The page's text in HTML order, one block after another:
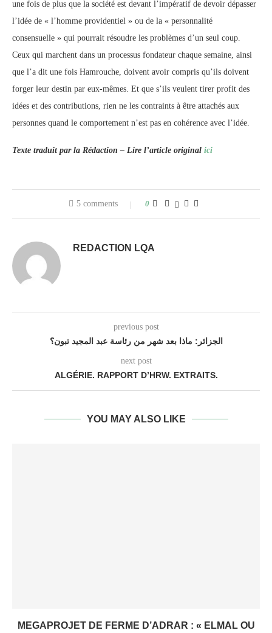
une fois de plus que la société est devant l’impératif de devoir dépasser
l’idée de « l’homme providentiel » ou de la « personnalité
consensuelle » qui pourrait résoudre les problèmes d’un seul coup.
Ceux qui marchent dans un processus fondateur chaque semaine, ainsi
que l’a dit une fois Hamrouche, doivent avoir compris qu’ils doivent
forger leur destin par eux-mêmes. Et que s’ils veulent tirer profit des
idées et des contributions, rien ne les contraints à être attachés aux
personnes quand le comportement n’est pas en cohérence avec l’idée.
Texte traduit par la Rédaction – Lire l’article original ici
5 comments 0
REDACTION LQA
previous post
الجزائر: ماذا بعد شهر من رئاسة عبد المجيد تبون؟
next post
ALGÉRIE. RAPPORT D’HRW. EXTRAITS.
YOU MAY ALSO LIKE
MEGAPROJET DE FERME D’ADRAR : « ELMAL OU